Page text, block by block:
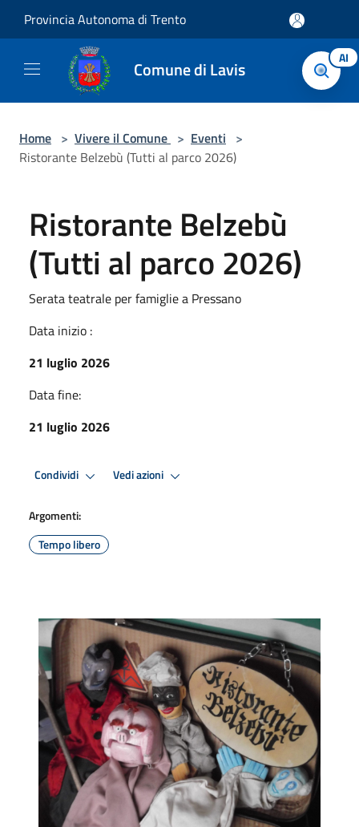
Provincia Autonoma di Trento
Comune di Lavis AI
Home > Vivere il Comune > Eventi >
Ristorante Belzebù (Tutti al parco 2026)
Ristorante Belzebù
(Tutti al parco 2026)
Serata teatrale per famiglie a Pressano
Data inizio :
21 luglio 2026
Data fine:
21 luglio 2026
Condividi Vedi azioni
Argomenti:
Tempo libero